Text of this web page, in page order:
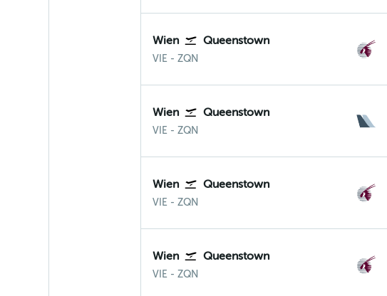
Wien Queenstown
VIE Wien-Schwechat
- ZQN
Wien Queenstown
VIE Wien-Schwechat
- ZQN
Wien Queenstown
VIE Wien-Schwechat
- ZQN
Wien Queenstown
VIE Wien-Schwechat
- ZQN